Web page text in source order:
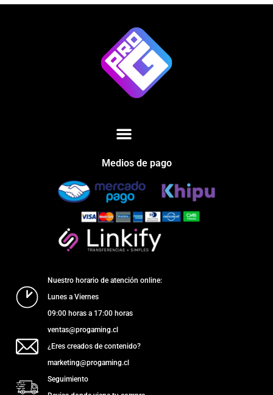
Medios de pago
Nuestro horario de atención online:
Lunes a Viernes
09:00 horas a 17:00 horas
ventas@progaming.cl
¿Eres creados de contenido?
marketing@progaming.cl
Seguimiento